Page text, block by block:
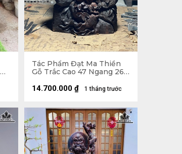
Tác Phẩm Đạt Ma Thiền
Gỗ Trắc Cao 47 Ngang 26
1 tháng trước
14.700.000 ₫